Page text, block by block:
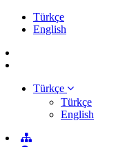
Türkçe
English
Türkçe
Türkçe
English